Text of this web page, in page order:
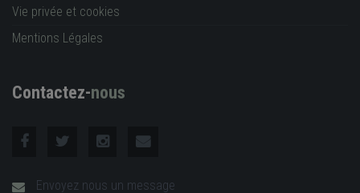
Vie privée et cookies
Mentions Légales
Contactez-nous
Envoyez nous un message